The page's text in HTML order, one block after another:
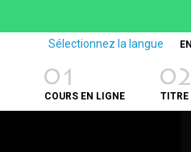
Sélectionnez la langue EN
01
COURS EN LIGNE
02
TITRE